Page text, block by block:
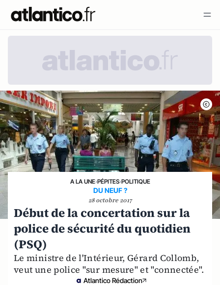
A LA UNE›PÉPITES›POLITIQUE
DU NEUF ?
28 octobre 2017
Début de la concertation sur la
police de sécurité du quotidien
(PSQ)
Le ministre de l'Intérieur, Gérard Collomb,
veut une police "sur mesure" et "connectée".
Atlantico Rédaction